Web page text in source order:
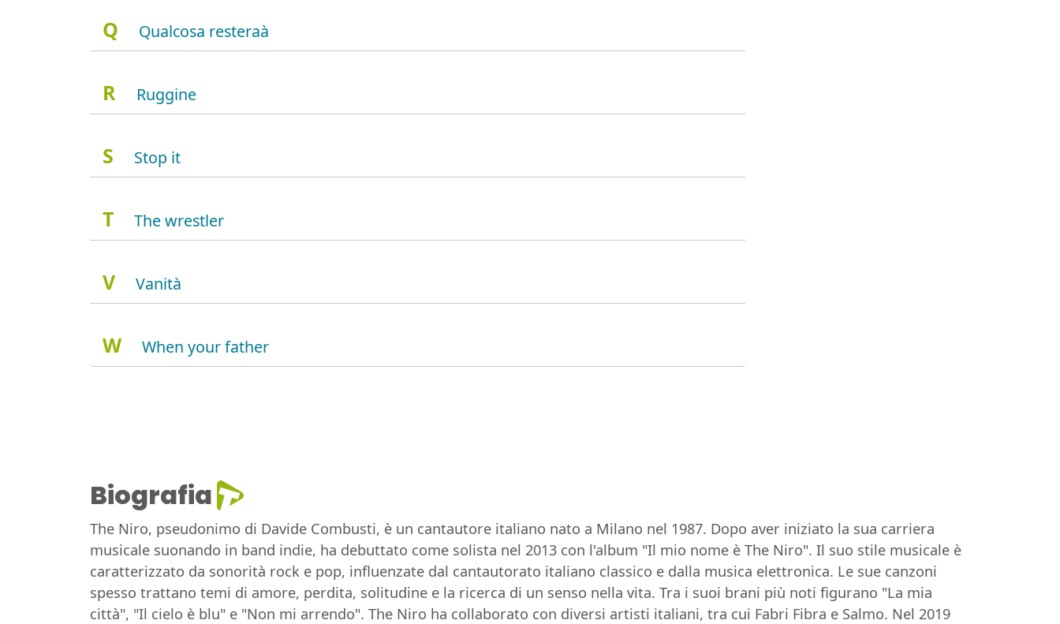
Q Qualcosa resteraà
R Ruggine
S Stop it
T The wrestler
V Vanità
W When your father
Biografia
The Niro, pseudonimo di Davide Combusti, è un cantautore italiano nato a Milano nel 1987. Dopo aver iniziato la sua carriera
musicale suonando in band indie, ha debuttato come solista nel 2013 con l'album "Il mio nome è The Niro". Il suo stile musicale è
caratterizzato da sonorità rock e pop, influenzate dal cantautorato italiano classico e dalla musica elettronica. Le sue canzoni
spesso trattano temi di amore, perdita, solitudine e la ricerca di un senso nella vita. Tra i suoi brani più noti figurano "La mia
città", "Il cielo è blu" e "Non mi arrendo". The Niro ha collaborato con diversi artisti italiani, tra cui Fabri Fibra e Salmo. Nel 2019